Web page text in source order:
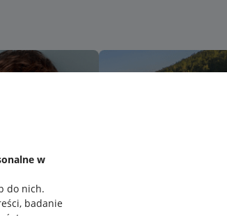
w
do nich.
badanie